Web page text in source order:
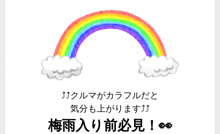
⤴⤴クルマがカラフルだと
気分も上がります⤴⤴
梅雨入り前必見！👀